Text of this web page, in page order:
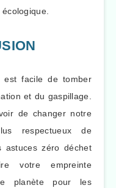
est facile de tomber
et du gaspillage.
de changer notre
respectueux de
astuces zéro déchet
votre empreinte
planète pour les